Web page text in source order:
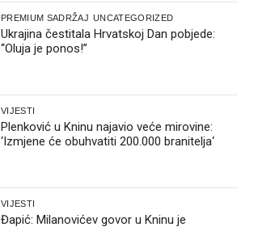
PREMIUM SADRŽAJ UNCATEGORIZED
Ukrajina čestitala Hrvatskoj Dan pobjede:
“Oluja je ponos!”
VIJESTI
Plenković u Kninu najavio veće mirovine:
‘Izmjene će obuhvatiti 200.000 branitelja‘
VIJESTI
Đapić: Milanovićev govor u Kninu je